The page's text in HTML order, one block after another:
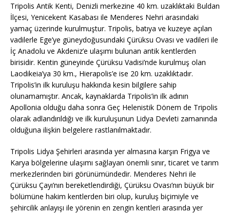
Tripolis Antik Kenti, Denizli merkezine 40 km. uzaklıktaki Buldan
İlçesi, Yenicekent Kasabası ile Menderes Nehri arasındaki
yamaç üzerinde kurulmuştur. Tripolis, batıya ve kuzeye açılan
vadilerle Ege’ye güneydoğusundaki Çürüksu Ovası ve vadileri ile
İç Anadolu ve Akdeniz’e ulaşımı bulunan antik kentlerden
birisidir. Kentin güneyinde Çürüksu Vadisi’nde kurulmuş olan
Laodikeia’ya 30 km., Hierapolis’e ise 20 km. uzaklıktadır.
Tripolis’in ilk kuruluşu hakkında kesin bilgilere sahip
olunamamıştır. Ancak, kaynaklarda Tripolis’in ilk adının
Apollonia olduğu daha sonra Geç Helenistik Dönem de Tripolis
olarak adlandırıldığı ve ilk kuruluşunun Lidya Devleti zamanında
olduğuna ilişkin belgelere rastlanılmaktadır.
Tripolis Lidya Şehirleri arasında yer almasına karşın Frigya ve
Karya bölgelerine ulaşımı sağlayan önemli sınır, ticaret ve tarım
merkezlerinden biri görünümündedir. Menderes Nehri ile
Çürüksu Çayı’nın bereketlendirdiği, Çürüksu Ovası’nın büyük bir
bölümüne hakim kentlerden biri olup, kuruluş biçimiyle ve
şehircilik anlayışı ile yörenin en zengin kentleri arasında yer